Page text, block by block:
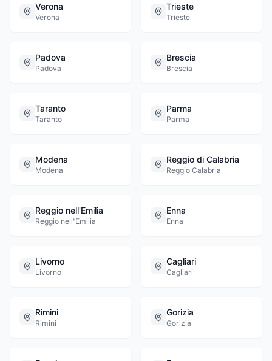
Verona
Verona
Trieste
Trieste
Padova
Padova
Brescia
Brescia
Taranto
Taranto
Parma
Parma
Modena
Modena
Reggio di Calabria
Reggio Calabria
Reggio nell'Emilia
Reggio nell'Emilia
Enna
Enna
Livorno
Livorno
Cagliari
Cagliari
Rimini
Rimini
Gorizia
Gorizia